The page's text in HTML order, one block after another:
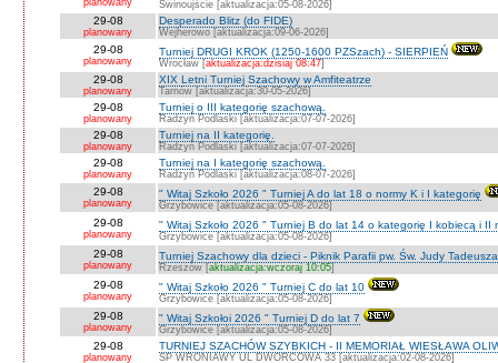
planowany Świnoujście [aktualizacja:05-08-2026]
29-08
planowany
Desperado Blitz (do FIDE)
Wejherowo [aktualizacja:09-06-2026]
29-08
planowany
Turniej DRUGI KROK (1250-1600 PZSzach) - SIERPIEŃ
Wrocław [aktualizacja:dzisiaj 08:47]
29-08
planowany
XIX Letni Turniej Szachowy w Amfiteatrze
Tarnów [aktualizacja:30-05-2026]
29-08
planowany
Turniej o III kategorię szachową.
Radzyń Podlaski [aktualizacja:07-07-2026]
29-08
planowany
Turniej na II kategorię.
Radzyń Podlaski [aktualizacja:07-07-2026]
29-08
planowany
Turniej na I kategorię szachową.
Radzyń Podlaski [aktualizacja:08-07-2026]
29-08
planowany
" Witaj Szkoło 2026 " Turniej A do lat 18 o normy K i I kategorię
Grzybowice [aktualizacja:05-08-2026]
29-08
planowany
" Witaj Szkoło 2026 " Turniej B do lat 14 o kategorię I kobiecą i II
Grzybowice [aktualizacja:05-08-2026]
29-08
planowany
Turniej Szachowy dla dzieci - Piknik Parafii pw. Św. Judy
Rzeszów [aktualizacja:wczoraj 10:05]
29-08
planowany
" Witaj Szkoło 2026 " Turniej C do lat 10
Grzybowice [aktualizacja:05-08-2026]
29-08
planowany
" Witaj Szkołoi 2026 " Turniej D do lat 7
Grzybowice [aktualizacja:05-08-2026]
29-08
planowany
TURNIEJ SZACHÓW SZYBKICH - II MEMORIAŁ WIESŁAWA
SP WRONIAWY UL DWORCOWA 33 [aktualizacja:02-08-2026]